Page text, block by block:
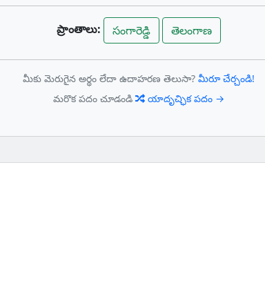
ప్రాంతాలు: సంగారెడ్డి తెలంగాణ
మీకు మెరుగైన అర్థం లేదా ఉదాహరణ తెలుసా? మీరూ చేర్చండి!
మరొక పదం చూడండి
యాదృచ్ఛిక పదం →